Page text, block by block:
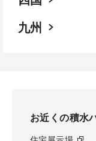
九州
お近くの積水